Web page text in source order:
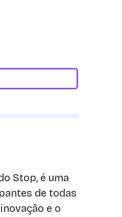
Stop, é uma
de todas
e o